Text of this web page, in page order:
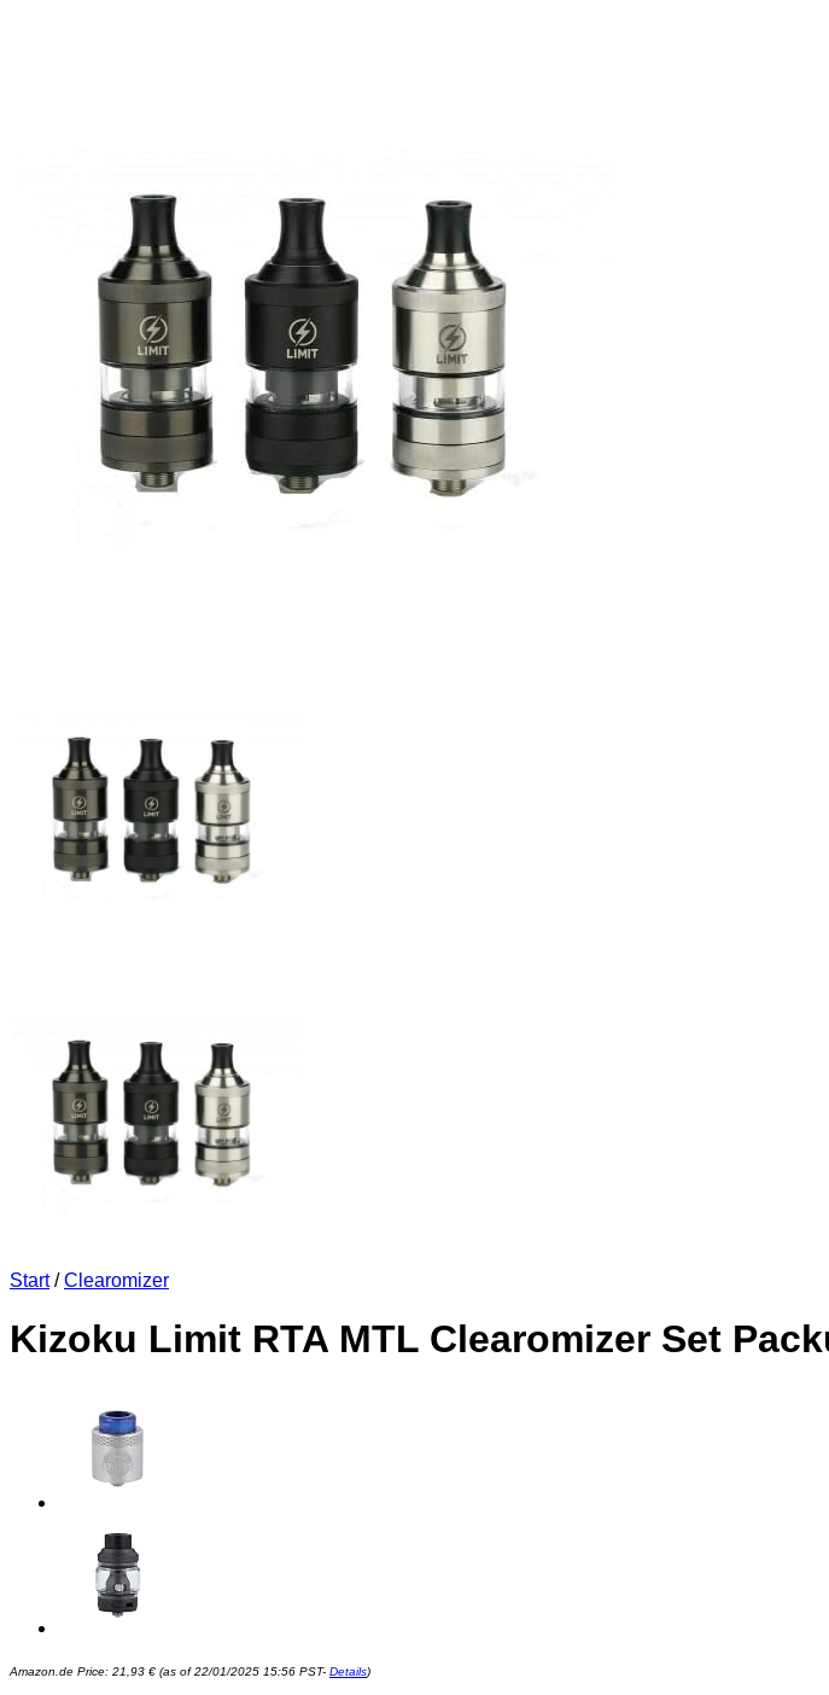
Start / Clearomizer
Kizoku Limit RTA MTL Clearomizer Set
Amazon.de Price: 21,93 € (as of 22/01/2025 15:56 PST- Details)